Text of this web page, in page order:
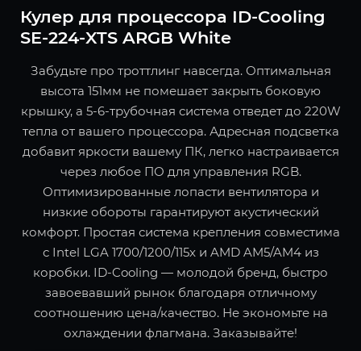
Кулер для процессора ID-Cooling
SE-224-XTS ARGB White
Забудьте про троттлинг навсегда. Оптимальная
высота 151мм не помешает закрыть боковую
крышку, а 5-6-трубочная система отведет до 220W
тепла от вашего процессора. Адресная подсветка
добавит яркости вашему ПК, легко настраивается
через любое ПО для управления RGB.
Оптимизированные лопасти вентилятора и
низкие обороты гарантируют акустический
комфорт. Простая система крепления совместима
с Intel LGA 1700/1200/115x и AMD AM5/AM4 из
коробки. ID-Cooling — молодой бренд, быстро
завоевавший рынок благодаря отличному
соотношению цена/качество. Не экономьте на
охлаждении флагмана. Заказывайте!